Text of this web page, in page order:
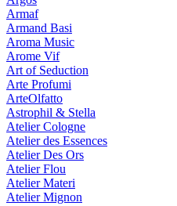
Armaf
Armand Basi
Aroma Music
Arome Vif
Art of Seduction
Arte Profumi
ArteOlfatto
Astrophil & Stella
Atelier Cologne
Atelier des Essences
Atelier Des Ors
Atelier Flou
Atelier Materi
Atelier Mignon